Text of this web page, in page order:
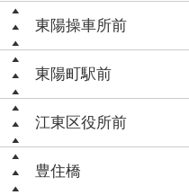
東陽操車所前
東陽町駅前
江東区役所前
豊住橋